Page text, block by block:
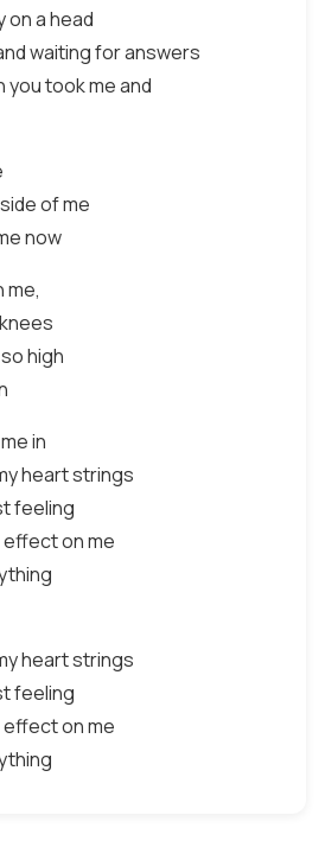
on a head
waiting for answers
you took me and
of me
now
me,
high
in
heart strings
feeling
effect on me
heart strings
feeling
effect on me